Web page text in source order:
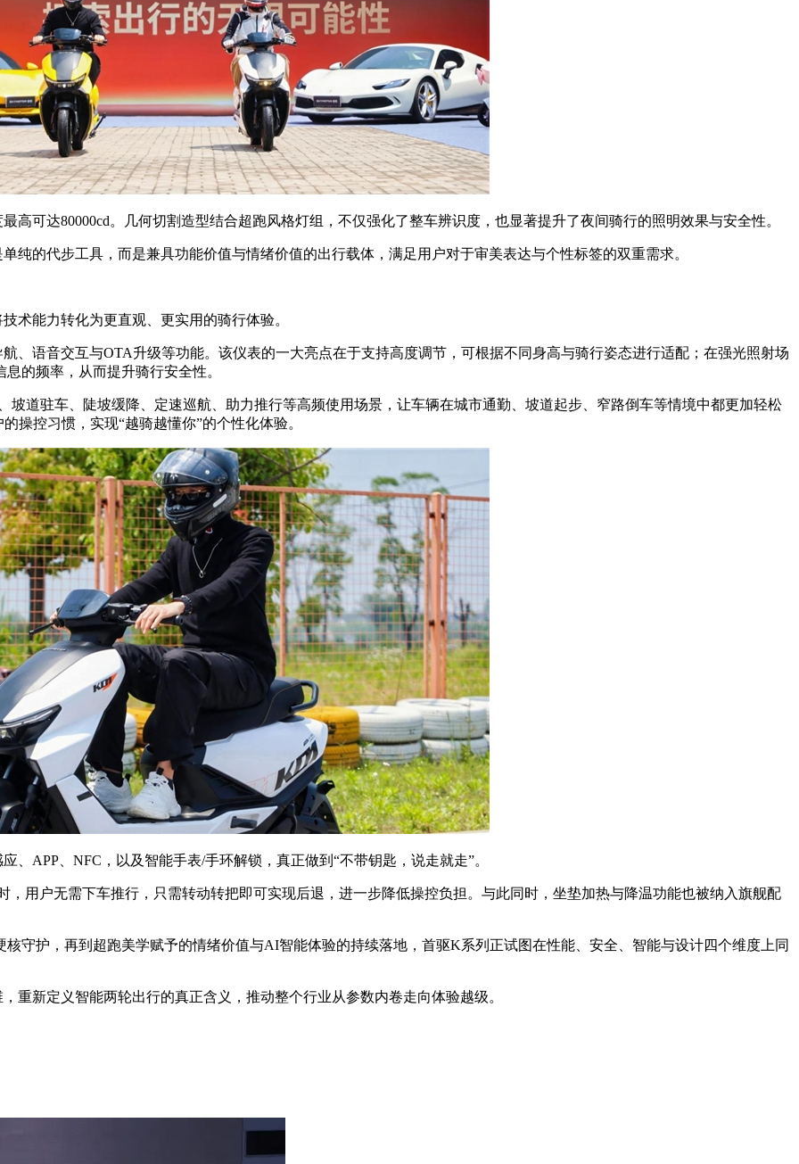
高可达80000cd。几何切割造型结合超跑风格灯组，不仅强化了整车辨识度，也显著提升了夜间骑行的照明效果与安全性。
纯的代步工具，而是兼具功能价值与情绪价值的出行载体，满足用户对于审美表达与个性标签的双重需求。
术能力转化为更直观、更实用的骑行体验。
、语音交互与OTA升级等功能。该仪表的一大亮点在于支持高度调节，可根据不同身高与骑行姿态进行适配；在强光照射场
的频率，从而提升骑行安全性。
坡道驻车、陡坡缓降、定速巡航、助力推行等高频使用场景，让车辆在城市通勤、坡道起步、窄路倒车等情境中都更加轻松
操控习惯，实现“越骑越懂你”的个性化体验。
APP、NFC，以及智能手表/手环解锁，真正做到“不带钥匙，说走就走”。
用户无需下车推行，只需转动转把即可实现后退，进一步降低操控负担。与此同时，坐垫加热与降温功能也被纳入旗舰配
守护，再到超跑美学赋予的情绪价值与AI智能体验的持续落地，首驱K系列正试图在性能、安全、智能与设计四个维度上同
重新定义智能两轮出行的真正含义，推动整个行业从参数内卷走向体验越级。